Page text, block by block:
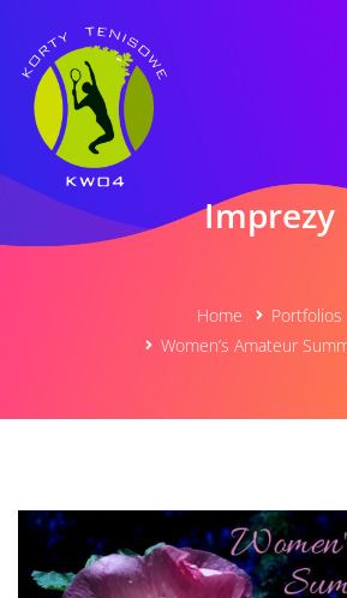
Imprezy
Home
Portfolios
Women’s Amateur